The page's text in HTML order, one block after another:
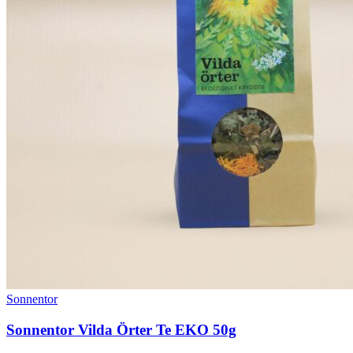
Sonnentor
Sonnentor Vilda Örter Te EKO 50g